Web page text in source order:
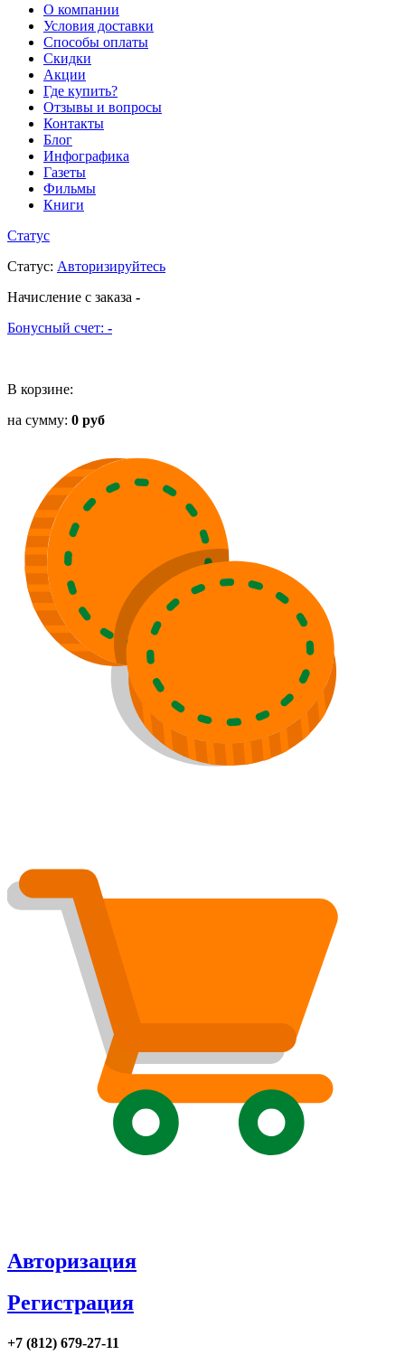
О компании
Условия доставки
Способы оплаты
Скидки
Акции
Где купить?
Отзывы и вопросы
Контакты
Блог
Инфографика
Газеты
Фильмы
Книги
Статус
Статус: Авторизируйтесь
Начисление с заказа -
Бонусный счет: -
В корзине:
на сумму: 0 руб
Авторизация
Регистрация
+7 (812) 679-27-11